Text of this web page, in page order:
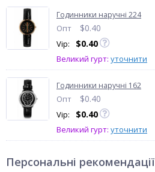
Годинники наручні 224
Опт $0.40
Vip: $0.40
Великий гурт: уточнити
Годинники наручні 162
Опт $0.40
Vip: $0.40
Великий гурт: уточнити
Персональні рекомендації